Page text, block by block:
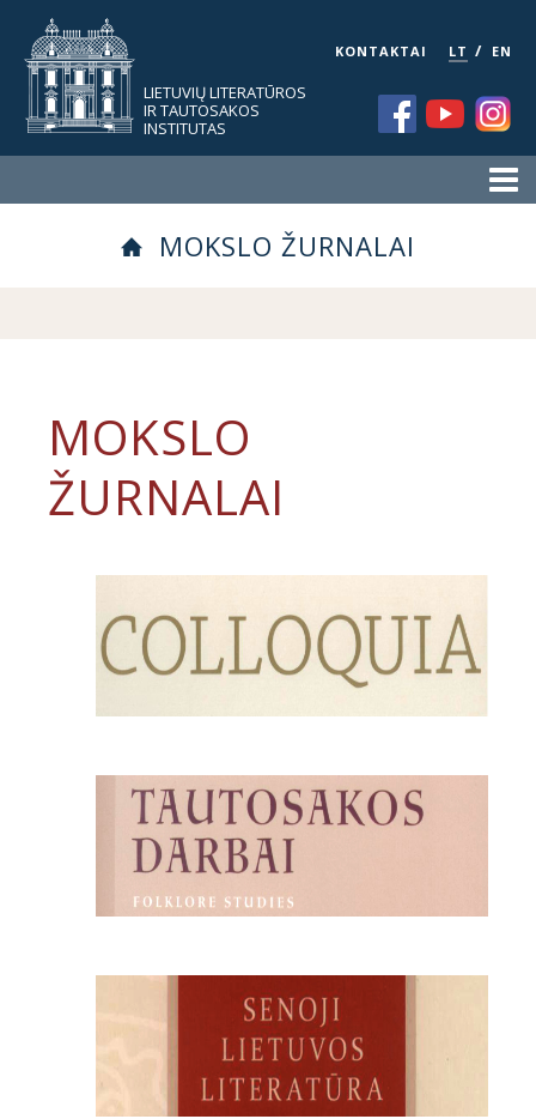
LIETUVIŲ LITERATŪROS
IR TAUTOSAKOS
INSTITUTAS
KONTAKTAI LT / EN
MOKSLO ŽURNALAI
MOKSLO
ŽURNALAI